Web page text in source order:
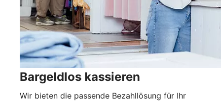
Bargeldlos kassieren
Wir bieten die passende Bezahllösung für Ihr